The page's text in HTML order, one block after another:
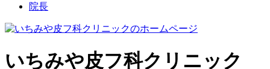
院長
いちみや皮フ科クリニック